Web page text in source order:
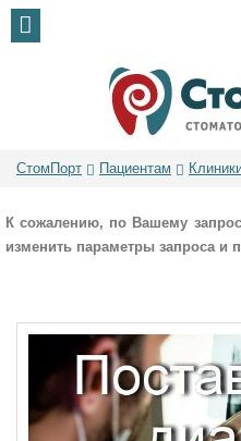
СтомПорт Пациентам
К сожалению, по Вашему
изменить параметры запроса и